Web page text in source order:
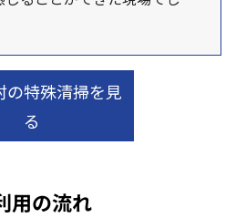
の特殊清掃を見
る
用の流れ